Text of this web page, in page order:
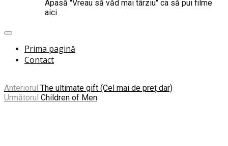
Apasă "Vreau să văd mai târziu" ca să pui filme
aici
Prima pagină
Contact
Anteriorul The ultimate gift (Cel mai de preț dar)
Următorul Children of Men